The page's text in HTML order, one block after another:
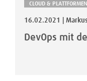
CLOUD & PLATTFORMEN
16.02.2021 |
DevOps mit